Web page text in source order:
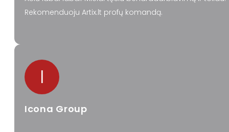
Rekomenduoju Artix.lt profų komandą.
I
Icona Group